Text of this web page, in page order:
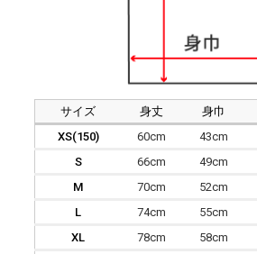
サイズ 身丈 身巾
XS(150)
60cm 43cm
S
66cm 49cm
M
70cm 52cm
L
74cm 55cm
XL
78cm 58cm